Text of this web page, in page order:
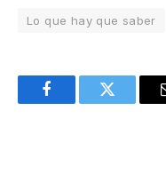
Lo que hay que saber
FacebookTwitter